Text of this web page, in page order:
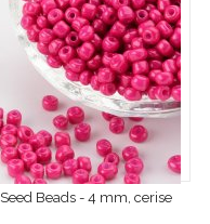
Seed Beads - 4 mm, cerise